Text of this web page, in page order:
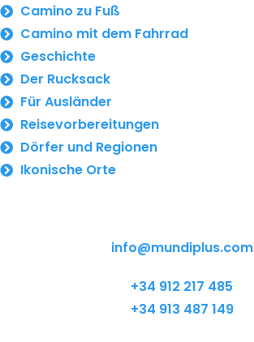
Camino zu Fuß
Camino mit dem Fahrrad
Geschichte
Der Rucksack
Für Ausländer
Reisevorbereitungen
Dörfer und Regionen
Ikonische Orte
info@mundiplus.com
+34 912 217 485
+34 913 487 149